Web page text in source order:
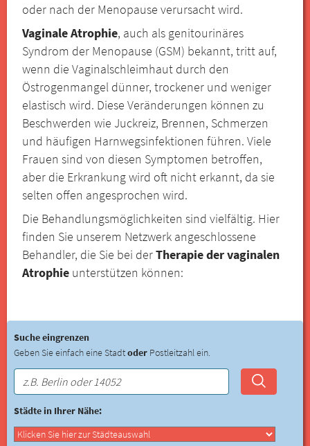
oder nach der Menopause verursacht wird.
Vaginale Atrophie, auch als genitourinäres
Syndrom der Menopause (GSM) bekannt, tritt auf,
wenn die Vaginalschleimhaut durch den
Östrogenmangel dünner, trockener und weniger
elastisch wird. Diese Veränderungen können zu
Beschwerden wie Juckreiz, Brennen, Schmerzen
und häufigen Harnwegsinfektionen führen. Viele
Frauen sind von diesen Symptomen betroffen,
aber die Erkrankung wird oft nicht erkannt, da sie
selten offen angesprochen wird.
Die Behandlungsmöglichkeiten sind vielfältig. Hier
finden Sie unserem Netzwerk angeschlossene
Behandler, die Sie bei derTherapie der vaginalen
Atrophie unterstützen können:
Suche eingrenzen
Geben Sie einfach eine Stadtoder Postleitzahl ein.
Städte in Ihrer Nähe: